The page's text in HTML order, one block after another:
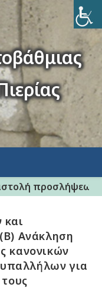
προσλήψεων
Ανάκληση
κανονικών
για